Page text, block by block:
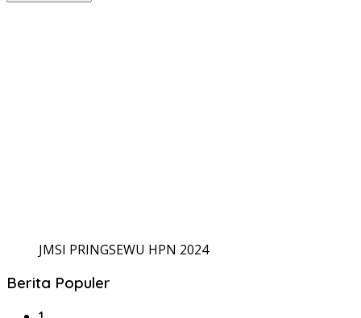
JMSI PRINGSEWU HPN 2024
Berita Populer